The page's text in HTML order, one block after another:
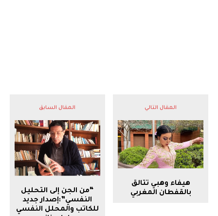
المقال السابق
“من الجن إلى التحليل
النفسي”:إصدار جديد
للكاتب والمحلل النفسي
المقال التالي
هيفاء وهبي تتالق
بالقفطان المغربي